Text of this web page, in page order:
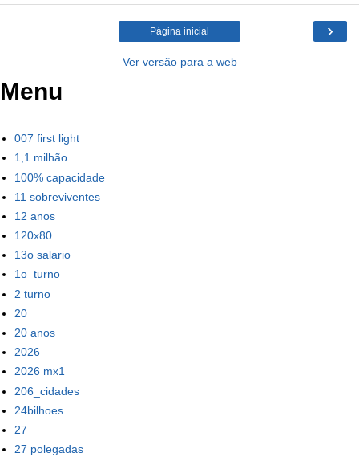
›
Página inicial
Ver versão para a web
Menu
007 first light
1,1 milhão
100% capacidade
11 sobreviventes
12 anos
120x80
13o salario
1o_turno
2 turno
20
20 anos
2026
2026 mx1
206_cidades
24bilhoes
27
27 polegadas